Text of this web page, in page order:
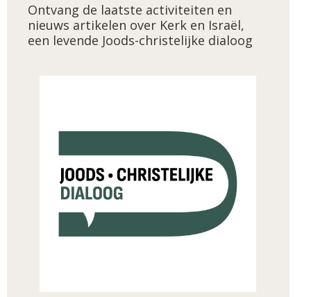
Ontvang de laatste activiteiten en
nieuws artikelen over Kerk en Israël,
een levende Joods-christelijke dialoog